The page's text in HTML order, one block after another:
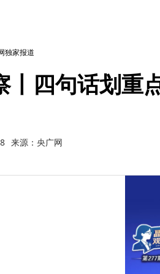
独家报道
丨四句话划重
来源：央广网